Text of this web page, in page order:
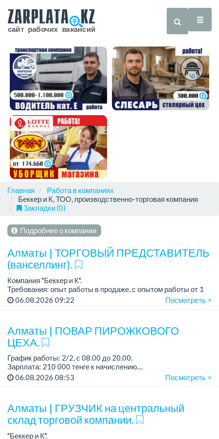
Главная
Работа в компаниях
Беккер и К, ТОО, производственно-торговая компания
Закладки (0)
Подробнее о компании
Алматы | ТОРГОВЫЙ ПРЕДСТАВИТЕЛЬ
(ванселлинг).
Компания "Беккер и К".
Требования: опыт работы в продаже, с опытом работы от 1
до 3 лет, желательно с транспортом, с категорией В
06.08.2026 09:22 Посмотреть >
Алматы | ПОВАР ПИРОЖКОВОГО
ЦЕХА.
График работы: 2/2, с 08.00 до 20.00.
Зарплата: 210 000 тенге к начислению....
06.08.2026 08:53
Посмотреть >
Алматы | ГРУЗЧИК на центральный
склад торговой компании.
"Беккер и К".